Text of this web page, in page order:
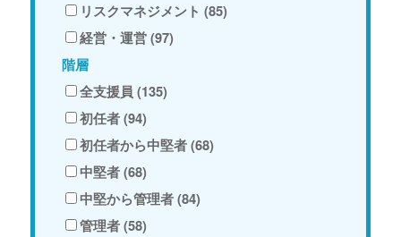
リスクマネジメント (85)
経営・運営 (97)
階層
全支援員 (135)
初任者 (94)
初任者から中堅者 (68)
中堅者 (68)
中堅から管理者 (84)
管理者 (58)